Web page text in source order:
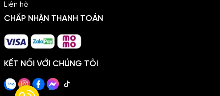
Liên hệ
CHẤP NHẬN THANH TOÁN
KẾT NỐI VỚI CHÚNG TÔI
Trần Văn Học
10 phút trước